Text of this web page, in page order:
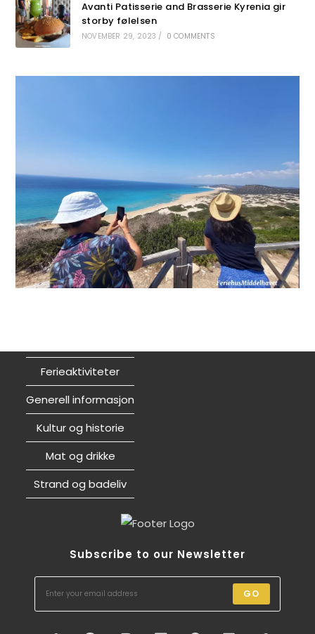
Avanti Patisserie and Brasserie Kyrenia gir
storby følelsen
NOVEMBER 29, 2023 / 0 COMMENTS
Ferieaktiviteter
Generell informasjon
Kultur og historie
Mat og drikke
Strand og badeliv
Subscribe to our Newsletter
GO